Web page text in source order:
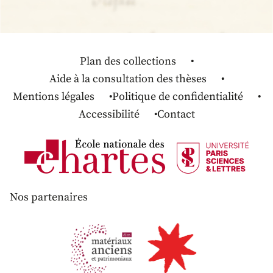
Plan des collections
Aide à la consultation des thèses
Mentions légales
Politique de confidentialité
Accessibilité
Contact
Nos partenaires